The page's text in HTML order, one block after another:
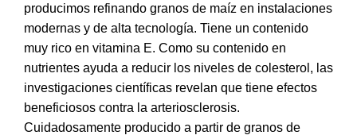
producimos refinando granos de maíz en instalaciones
modernas y de alta tecnología. Tiene un contenido
muy rico en vitamina E. Como su contenido en
nutrientes ayuda a reducir los niveles de colesterol, las
investigaciones científicas revelan que tiene efectos
beneficiosos contra la arteriosclerosis.
Cuidadosamente producido a partir de granos de